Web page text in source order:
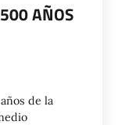
AÑOS
de la